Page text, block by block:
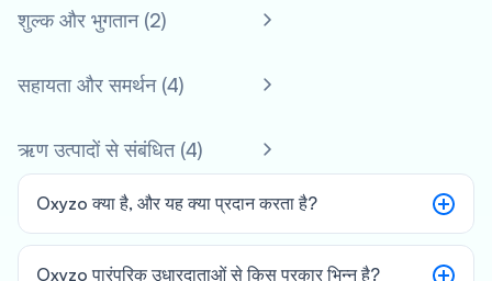
शुल्क और भुगतान (2)
सहायता और समर्थन (4)
ऋण उत्पादों से संबंधित (4)
Oxyzo क्या है, और यह क्या प्रदान करता है?
Oxyzo पारंपरिक उधारदाताओं से किस प्रकार भिन्न है?